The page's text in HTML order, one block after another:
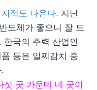
적도 나온다. 지난
도체가 좋으니 잘 드
한국의 주력 산업인
등은 일찌감치 중
섯 곳 가운데 네 곳이